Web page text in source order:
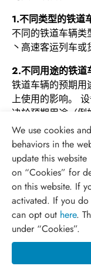
1.不同类型的铁道
不同的铁道车辆
丶高速客运列车或
2.不同用途的铁道
铁道车辆的预期用
上使用的影响。
决於预期用途（
的快速温度变化）
3.铁道车辆上设备
下图15为铁道车
顶）丶位置5（车
7（轮轴），会依
件。而下表5则示
We use cookies
behaviors in the
update this
on “Cookies” for
on this website. If
activated. If you
can opt out here.
under “Cookies”.